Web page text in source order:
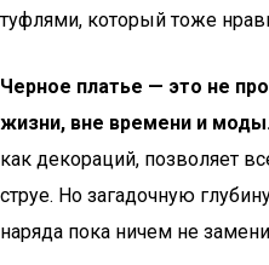
туфлями, который тоже
Черное платье — это не
жизни, вне времени и
как декораций, позволяет
струе. Но загадочную
наряда пока ничем не